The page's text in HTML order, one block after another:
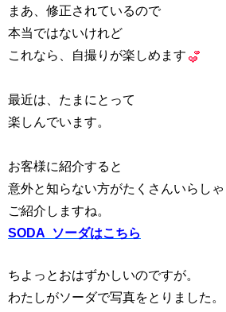
まあ、修正されているので
本当ではないけれど
これなら、自撮りが楽しめます
最近は、たまにとって
楽しんでいます。
お客様に紹介すると
意外と知らない方がたくさんいらし
ご紹介しますね。
SODA ソーダはこちら
ちよっとおはずかしいのですが。
わたしがソーダで写真をとりました。